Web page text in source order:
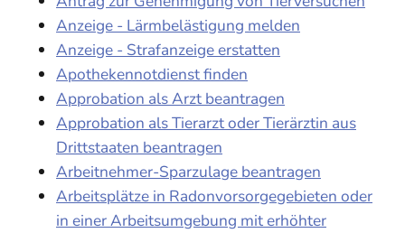
Anzeige - Lärmbelästigung melden
Anzeige - Strafanzeige erstatten
Apothekennotdienst finden
Approbation als Arzt beantragen
Approbation als Tierarzt oder Tierärztin aus
Drittstaaten beantragen
Arbeitnehmer-Sparzulage beantragen
Arbeitsplätze in Radonvorsorgegebieten oder
in einer Arbeitsumgebung mit erhöhter